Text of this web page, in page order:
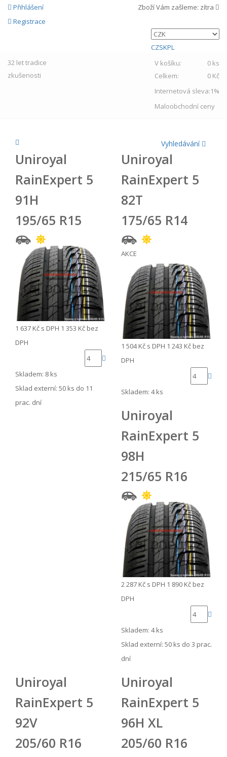
Přihlášení
Registrace
Zboží Vám zašleme: zítra
CZSKPL
32 lettradice
zkušenosti
V košíku:
0 ks
Celkem:
0 Kč
Internetová sleva:1%
Maloobchodní ceny
Vyhledávání
Uniroyal
RainExpert 5
91H
195/65 R15
1 637 Kč s DPH 1 353 Kč bez
DPH
Skladem: 8 ks
Sklad externí: 50 ks do 11
prac. dní
Uniroyal
RainExpert 5
82T
175/65 R14
AKCE
1 504 Kč s DPH 1 243 Kč bez
DPH
Skladem: 4 ks
Uniroyal
RainExpert 5
98H
215/65 R16
2 287 Kč s DPH 1 890 Kč bez
DPH
Skladem: 4 ks
Sklad externí: 50 ks do 3 prac.
dní
Uniroyal
RainExpert 5
92V
205/60 R16
Uniroyal
RainExpert 5
96H XL
205/60 R16